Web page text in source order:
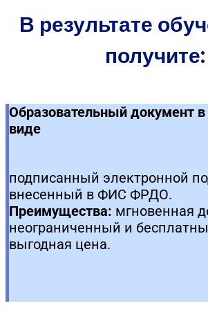
В результате
получите:
Образовательный документ
виде
подписанный электронной
внесенный в ФИС ФРДО.
Преимущества: мгновенная
неограниченный и
выгодная цена.